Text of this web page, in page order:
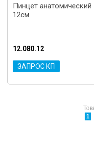
Пинцет анатомический
12см
12.080.12
ЗАПРОС КП
1